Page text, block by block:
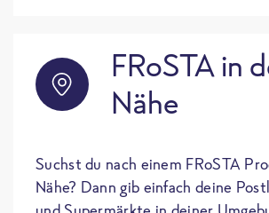
FRoSTA in
Nähe
Suchst du nach einem FRoSTA
Nähe? Dann gib einfach deine